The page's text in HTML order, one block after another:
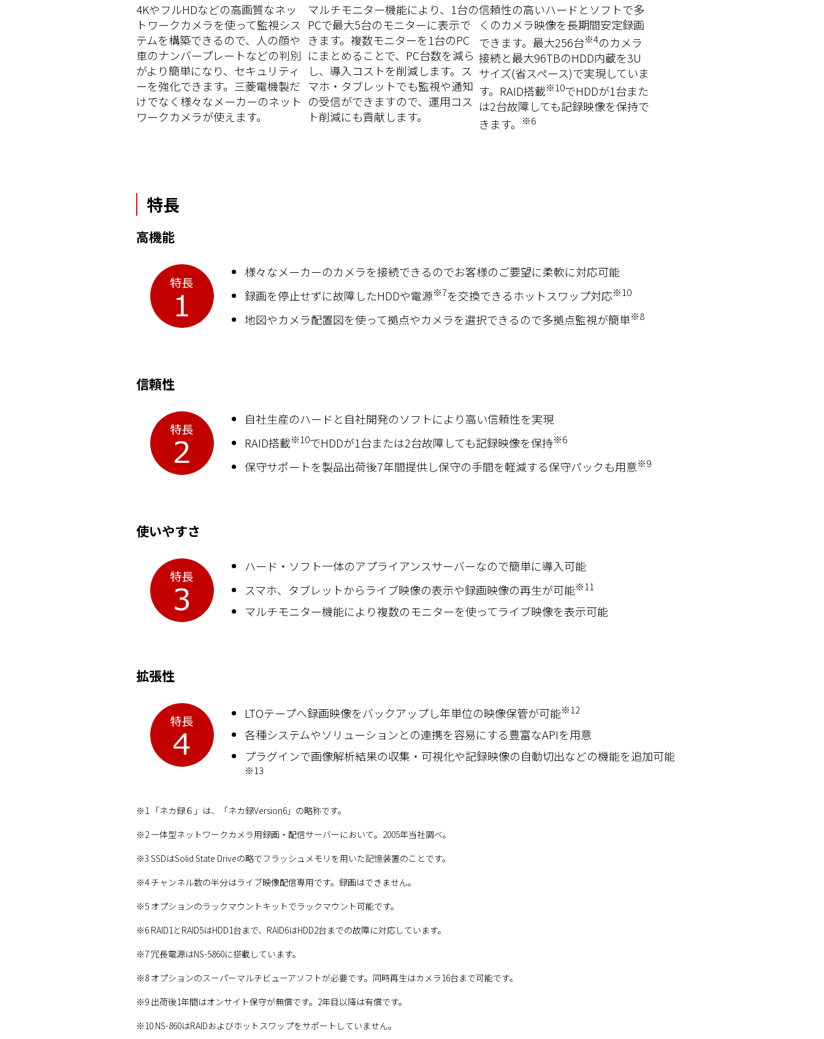
4KやフルHDなどの高画質なネッ
トワークカメラを使って監視シス
テムを構築できるので、人の顔や
車のナンバープレートなどの判別
がより簡単になり、セキュリティ
ーを強化できます。三菱電機製だ
けでなく様々なメーカーのネット
ワークカメラが使えます。
マルチモニター機能により、1台の
PCで最大5台のモニターに表示で
きます。複数モニターを1台のPC
にまとめることで、PC台数を減ら
し、導入コストを削減します。ス
マホ・タブレットでも監視や通知
の受信ができますので、運用コス
ト削減にも貢献します。
信頼性の高いハードとソフトで多
くのカメラ映像を長期間安定録画
できます。最大256台※4のカメラ
接続と最大96TBのHDD内蔵を3U
サイズ(省スペース)で実現していま
す。RAID搭載※10でHDDが1台また
は2台故障しても記録映像を保持で
きます。
※6
特長
高機能
様々なメーカーのカメラを接続できるのでお客様のご要望に柔軟に対応可能
録画を停止せずに故障したHDDや電源※7を交換できるホットスワップ対応※10
地図やカメラ配置図を使って拠点やカメラを選択できるので多拠点監視が簡単※8
信頼性
自社生産のハードと自社開発のソフトにより高い信頼性を実現
RAID搭載※10でHDDが1台または2台故障しても記録映像を保持※6
保守サポートを製品出荷後7年間提供し保守の手間を軽減する保守パックも用意※9
使いやすさ
ハード・ソフト一体のアプライアンスサーバーなので簡単に導入可能
スマホ、タブレットからライブ映像の表示や録画映像の再生が可能※11
マルチモニター機能により複数のモニターを使ってライブ映像を表示可能
拡張性
LTOテープへ録画映像をバックアップし年単位の映像保管が可能※12
各種システムやソリューションとの連携を容易にする豊富なAPIを用意
プラグインで画像解析結果の収集・可視化や記録映像の自動切出などの機能を追加可能
※13
※1 「ネカ録６」は、「ネカ録Version6」の略称です。
※2 一体型ネットワークカメラ用録画・配信サーバーにおいて。2005年当社調べ。
※3 SSDはSolid State Driveの略でフラッシュメモリを用いた記憶装置のことです。
※4 チャンネル数の半分はライブ映像配信専用です。録画はできません。
※5 オプションのラックマウントキットでラックマウント可能です。
※6 RAID1とRAID5はHDD1台まで、RAID6はHDD2台までの故障に対応しています。
※7 冗長電源はNS-5860に搭載しています。
※8 オプションのスーパーマルチビューアソフトが必要です。同時再生はカメラ16台まで可能です。
※9 出荷後1年間はオンサイト保守が無償です。2年目以降は有償です。
※10 NS-860はRAIDおよびホットスワップをサポートしていません。